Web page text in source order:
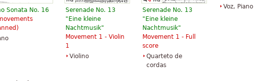
Sonata No. 16
Serenade No. 13
"Eine kleine
Nachtmusik"
Movement 1 - Violin
1
Violino
Serenade No. 13
"Eine kleine
Nachtmusik"
Movement 1 - Full
score
Quarteto de
cordas
Voz, Piano